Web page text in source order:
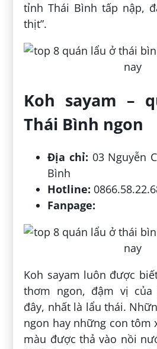
tỉnh Thái Bình tấp nập,
thịt”.
Koh sayam –
Thái Bình ngon
Địa chỉ: 03 Nguyễn
Bình
Hotline:
Fanpage:
Koh sayam luôn được
thơm ngon, đậm vị
đây, nhất là lẩu thái.
ngon hay những con tôm
màu được thả vào nồi